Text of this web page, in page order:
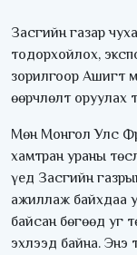
Засгийн газар
тодорхойлох,
зорилгоор Ашигт
өөрчлөлт оруулах
Мөн Монгол Улс
хамтран ураны
үед Засгийн
ажиллаж байхдаа
байсан бөгөөд уг
эхлээд байна. Энэ